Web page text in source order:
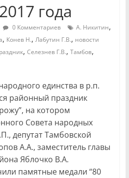
года
0 Комментариев А. Никитин,
, Конев Н., Лабутин Г.В., новости
, Селезнев Г.В., Тамбов,
единства в р.п.
районный праздник
на котором
Совета народных
депутат Тамбовской
А.А., заместитель главы
Яблочко В.А.
памятные медали “80